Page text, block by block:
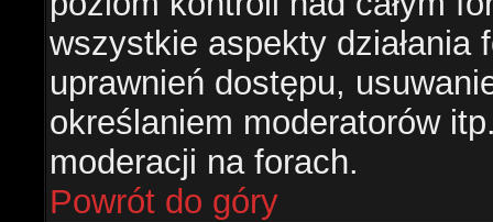
wszystkie aspekty działania
uprawnień dostępu,
określaniem moderatorów
moderacji na forach.
Powrót do góry